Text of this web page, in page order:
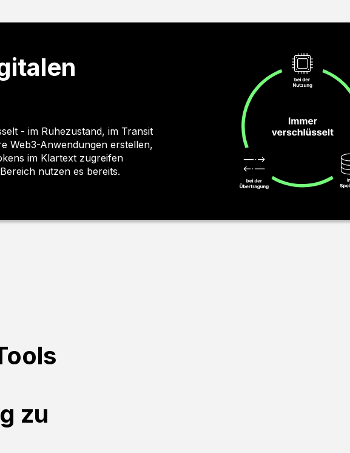
- im Ruhezustand, im Transit
Web3-Anwendungen erstellen,
im Klartext zugreifen
nutzen es bereits.
zu